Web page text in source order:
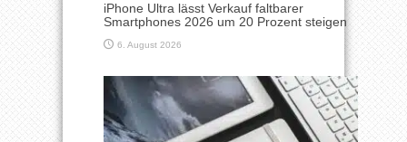
iPhone Ultra lässt Verkauf faltbarer
Smartphones 2026 um 20 Prozent steigen
6. August 2026